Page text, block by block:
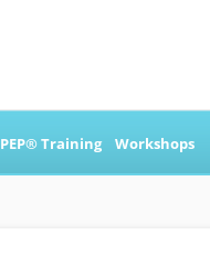
PEP® Training Workshops